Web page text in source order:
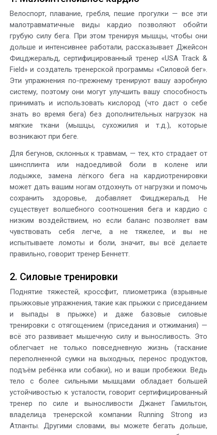
Велоспорт, плавание, гребля, пешие прогулки — все эти
малотравматичные виды кардио позволяют обойти
грубую силу бега. При этом тренируя мышцы, чтобы они
дольше и интенсивнее работали, рассказывает Джейсон
Фицджеральд, сертифицированный тренер «USA Track &
Field» и создатель тренерской программы «Силовой бег».
Эти упражнения по-прежнему тренируют вашу аэробную
систему, поэтому они могут улучшить вашу способность
принимать и использовать кислород (что даст о себе
знать во время бега) без дополнительных нагрузок на
мягкие ткани (мышцы, сухожилия и т.д.), которые
возникают при беге.
Для бегунов, склонных к травмам, — тех, кто страдает от
шинсплинта или надоедливой боли в колене или
лодыжке, замена лёгкого бега на кардиотренировки
может дать вашим ногам отдохнуть от нагрузки и помочь
сохранить здоровье, добавляет Фицджеральд. Не
существует волшебного соотношения бега и кардио с
низким воздействием, но если баланс позволяет вам
чувствовать себя легче, а не тяжелее, и вы не
испытываете ломоты и боли, значит, вы всё делаете
правильно, говорит тренер Беннетт.
2. Силовые тренировки
Поднятие тяжестей, кроссфит, плиометрика (взрывные
прыжковые упражнения, такие как прыжки с приседанием
и выпады в прыжке) и даже базовые силовые
тренировки с отягощением (приседания и отжимания) —
всё это развивает мышечную силу и выносливость. Это
облегчает не только повседневную жизнь (таскание
переполненной сумки на выходных, перенос продуктов,
подъём ребёнка или собаки), но и ваши пробежки. Ведь
тело с более сильными мышцами обладает большей
устойчивостью к усталости, говорит сертифицированный
тренер по силе и выносливости Джанет Гамильтон,
владелица тренерской компании Running Strong из
Атланты. Другими словами, вы можете бегать дольше,